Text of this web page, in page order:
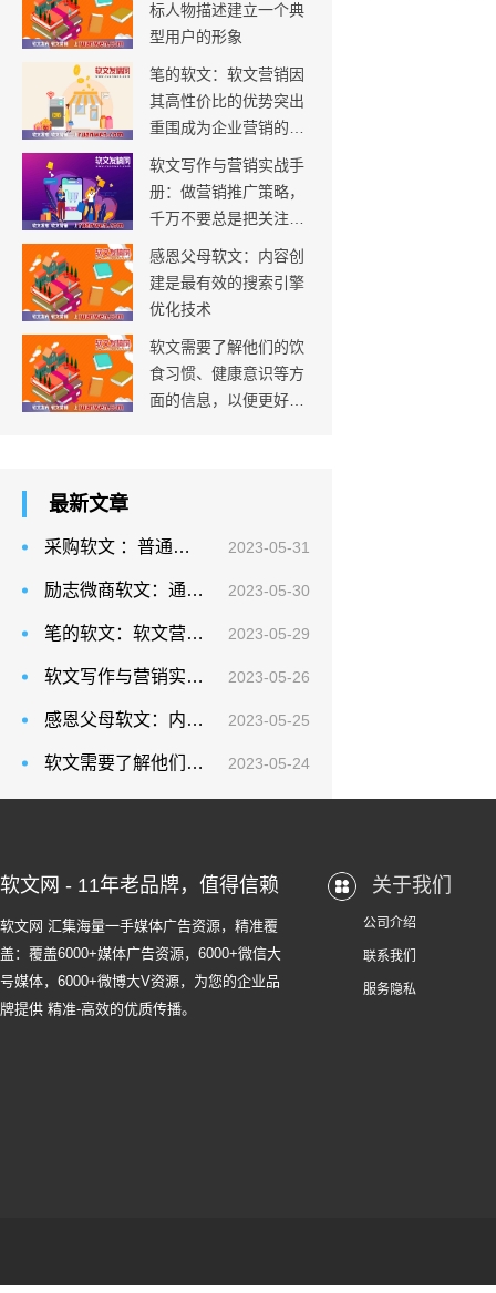
标人物描述建立一个典
型用户的形象
笔的软文：软文营销因
其高性价比的优势突出
重围成为企业营销的必
要选择
软文写作与营销实战手
册：做营销推广策略，
千万不要总是把关注点
放在成本预算上
感恩父母软文：内容创
建是最有效的搜索引擎
优化技术
软文需要了解他们的饮
食习惯、健康意识等方
面的信息，以便更好地
最新文章
采购软文 ：普通网站的资讯频道中的文章，内容创新不足，原创度不足 2023-05-31
励志微商软文：通过目标人物描述建立一个典型用户的形象 2023-05-30
笔的软文：软文营销因其高性价比的优势突出重围成为企业营销的必要选择 2023-05-29
软文写作与营销实战手册：做营销推广策略，千万不要总是把关注点放在成本预算上 2023-05-26
感恩父母软文：内容创建是最有效的搜索引擎优化技术 2023-05-25
软文需要了解他们的饮食习惯、健康意识等方面的信息，以便更好地为他们提供有价值的内容 2023-05-24
软文网 - 11年老品牌，值得信赖
软文网 汇集海量一手媒体广告资源，精准覆
盖：覆盖6000+媒体广告资源，6000+微信大
号媒体，6000+微博大V资源，为您的企业品
牌提供 精准-高效的优质传播。
关于我们
公司介绍
联系我们
服务隐私